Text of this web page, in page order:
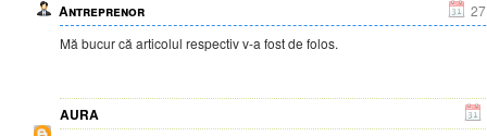
Antreprenor
Mă bucur că articolul respectiv v-a fost de folos.
AURA